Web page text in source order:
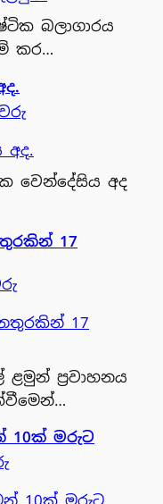
බලාගාරය
කර…
වෙන්දේසිය අද
17
ප්‍රවාහනය
10ක් මරුට